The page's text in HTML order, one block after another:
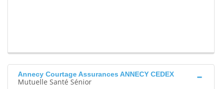
Annecy Courtage Assurances ANNECY CEDEX
Mutuelle Santé Sénior